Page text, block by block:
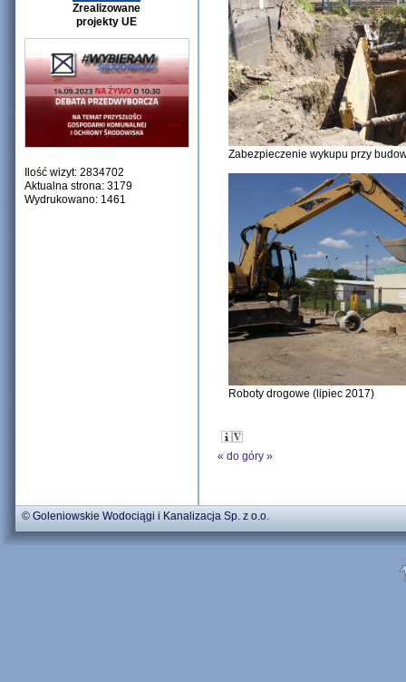
Zrealizowane
projekty UE
Ilość wizyt: 2834702
Aktualna strona: 3179
Wydrukowano: 1461
Zabezpieczenie wykupu przy
Roboty drogowe (lipiec 2017)
« do góry »
© Goleniowskie Wodociągi i Kanalizacja Sp. z o.o.